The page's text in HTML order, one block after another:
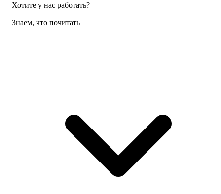
Хотите у нас работать?
Знаем, что почитать